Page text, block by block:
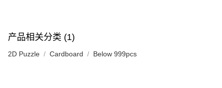
产品相关分类 (1)
2D Puzzle Cardboard Below 999pcs